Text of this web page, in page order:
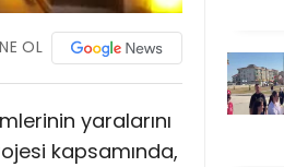
OL
yaralarını
kapsamında,